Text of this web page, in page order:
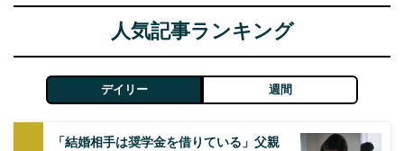
人気記事ランキング
デイリー 週間
「結婚相手は奨学金を借りている」父親